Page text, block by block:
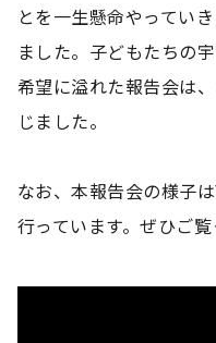
とを一生懸命やってい
ました。子どもたちの
希望に溢れた報告会は
じました。
なお、本報告会の様子
行っています。ぜひご覧